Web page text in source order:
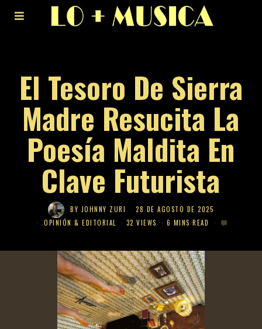
El Tesoro De Sierra
Madre Resucita La
Poesía Maldita En
Clave Futurista
BY JOHNNY ZURI
28 DE AGOSTO DE 2025
OPINIÓN & EDITORIAL
32 VIEWS 6 MINS READ